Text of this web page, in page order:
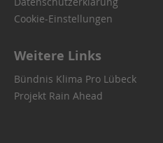
Cookie-Einstellungen
Weitere Links
Bündnis Klima Pro Lübeck
Projekt Rain Ahead